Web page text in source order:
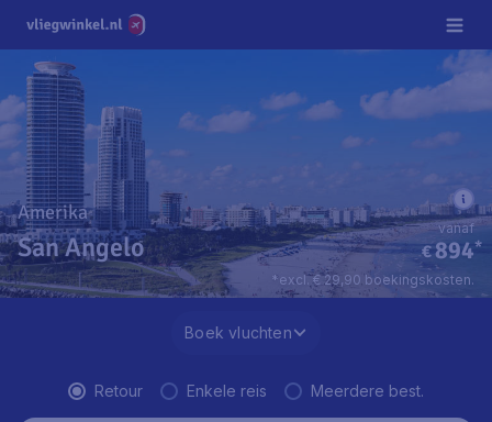
Amerika
San Angelo €894*
vanaf
*excl. € 29,90 boekingskosten.
Boek vluchten
Retour Enkele reis Meerdere best.